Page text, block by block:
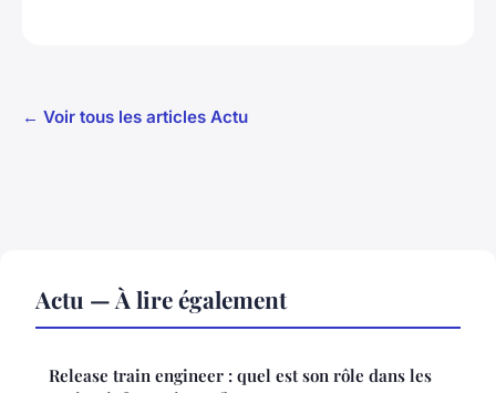
← Voir tous les articles Actu
Actu — À lire également
Release train engineer : quel est son rôle dans les